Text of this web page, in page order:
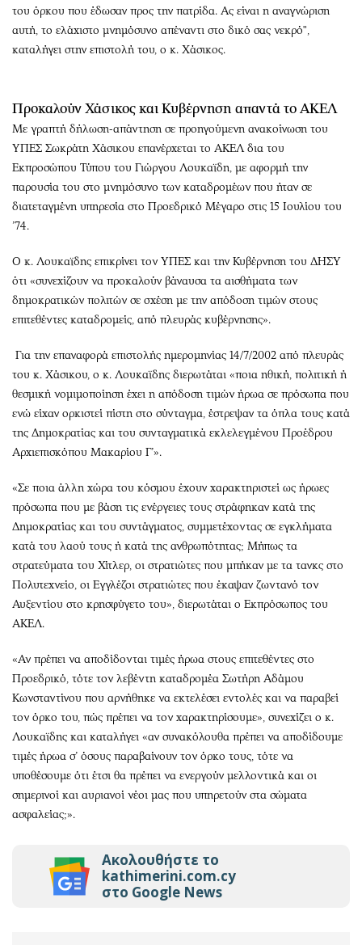
του όρκου που έδωσαν προς την πατρίδα. Ας είναι η αναγνώριση
αυτή, το ελάχιστο μνημόσυνο απέναντι στο δικό σας νεκρό",
καταλήγει στην επιστολή του, ο κ. Χάσικος.
Προκαλούν Χάσικος και Κυβέρνηση απαντά το ΑΚΕΛ
Με γραπτή δήλωση-απάντηση σε προηγούμενη ανακοίνωση του
ΥΠΕΣ Σωκράτη Χάσικου επανέρχεται το ΑΚΕΛ δια του
Εκπροσώπου Τύπου του Γιώργου Λουκαϊδη, με αφορμή την
παρουσία του στο μνημόσυνο των καταδρομέων που ήταν σε
διατεταγμένη υπηρεσία στο Προεδρικό Μέγαρο στις 15 Ιουλίου του
’74.
Ο κ. Λουκαϊδης επικρίνει τον ΥΠΕΣ και την Κυβέρνηση του ΔΗΣΥ
ότι «συνεχίζουν να προκαλούν βάναυσα τα αισθήματα των
δημοκρατικών πολιτών σε σχέση με την απόδοση τιμών στους
επιτεθέντες καταδρομείς, από πλευράς κυβέρνησης».
Για την επαναφορά επιστολής ημερομηνίας 14/7/2002 από πλευράς
του κ. Χάσικου, ο κ. Λουκαϊδης διερωτάται «ποια ηθική, πολιτική ή
θεσμική νομιμοποίηση έχει η απόδοση τιμών ήρωα σε πρόσωπα που
ενώ είχαν ορκιστεί πίστη στο σύνταγμα, έστρεψαν τα όπλα τους κατά
της Δημοκρατίας και του συνταγματικά εκλελεγμένου Προέδρου
Αρχιεπισκόπου Μακαρίου Γ’».
«Σε ποια άλλη χώρα του κόσμου έχουν χαρακτηριστεί ως ήρωες
πρόσωπα που με βάση τις ενέργειες τους στράφηκαν κατά της
Δημοκρατίας και του συντάγματος, συμμετέχοντας σε εγκλήματα
κατά του λαού τους ή κατά της ανθρωπότητας; Μήπως τα
στρατεύματα του Χίτλερ, οι στρατιώτες που μπήκαν με τα τανκς στο
Πολυτεχνείο, οι Εγγλέζοι στρατιώτες που έκαψαν ζωντανό τον
Αυξεντίου στο κρησφύγετο του», διερωτάται ο Εκπρόσωπος του
ΑΚΕΛ.
«Αν πρέπει να αποδίδονται τιμές ήρωα στους επιτεθέντες στο
Προεδρικό, τότε τον λεβέντη καταδρομέα Σωτήρη Αδάμου
Κωνσταντίνου που αρνήθηκε να εκτελέσει εντολές και να παραβεί
τον όρκο του, πώς πρέπει να τον χαρακτηρίσουμε», συνεχίζει ο κ.
Λουκαϊδης και καταλήγει «αν συνακόλουθα πρέπει να αποδίδουμε
τιμές ήρωα σ’ όσους παραβαίνουν τον όρκο τους, τότε να
υποθέσουμε ότι έτσι θα πρέπει να ενεργούν μελλοντικά και οι
σημερινοί και αυριανοί νέοι μας που υπηρετούν στα σώματα
ασφαλείας;».
Ακολουθήστε το
kathimerini.com.cy
στο Google News